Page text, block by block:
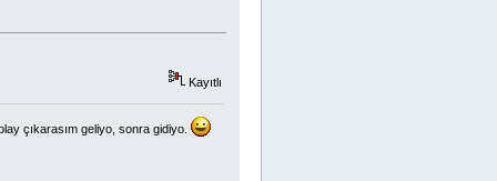
Kayıtlı
çıkarasım geliyo, sonra gidiyo.